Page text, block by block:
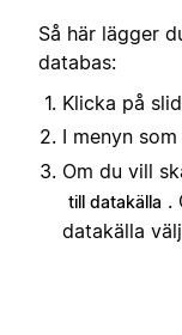
Så här lägger
databas:
Klicka på
I menyn
Om du vill
till datakälla .
datakälla